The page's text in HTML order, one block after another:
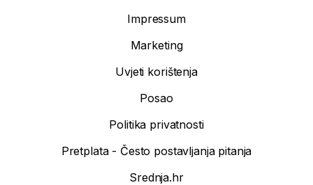
Impressum
Marketing
Uvjeti korištenja
Posao
Politika privatnosti
Pretplata - Često postavljanja pitanja
Srednja.hr